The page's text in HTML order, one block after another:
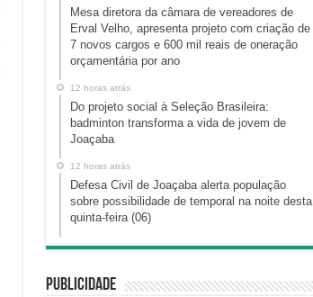
Mesa diretora da câmara de vereadores de
Erval Velho, apresenta projeto com criação de
7 novos cargos e 600 mil reais de oneração
orçamentária por ano
12 horas atrás
Do projeto social à Seleção Brasileira:
badminton transforma a vida de jovem de
Joaçaba
12 horas atrás
Defesa Civil de Joaçaba alerta população
sobre possibilidade de temporal na noite desta
quinta-feira (06)
Publicidade